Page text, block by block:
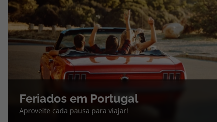
Feriados em Portugal
Aproveite cada pausa para viajar!